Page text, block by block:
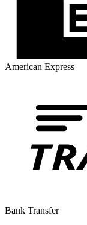
American Express
Bank Transfer